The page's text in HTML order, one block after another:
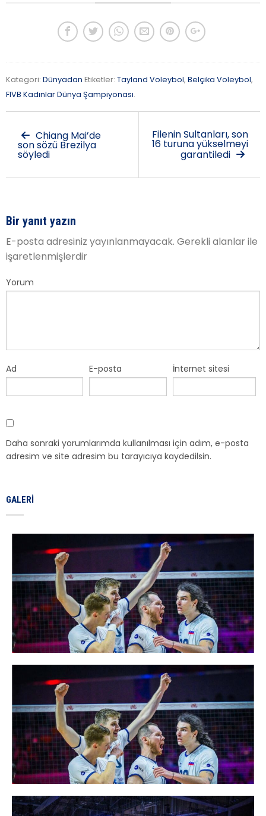
Kategori: Dünyadan Etiketler: Tayland Voleybol, Belçika Voleybol,
FIVB Kadınlar Dünya Şampiyonası.
Chiang Mai’de
son sözü Brezilya
söyledi
Filenin Sultanları, son
16 turuna yükselmeyi
garantiledi
Bir yanıt yazın
E-posta adresiniz yayınlanmayacak. Gerekli alanlar ile
işaretlenmişlerdir
Yorum
Ad E-posta İnternet sitesi
Daha sonraki yorumlarımda kullanılması için adım, e-posta
adresim ve site adresim bu tarayıcıya kaydedilsin.
GALERI